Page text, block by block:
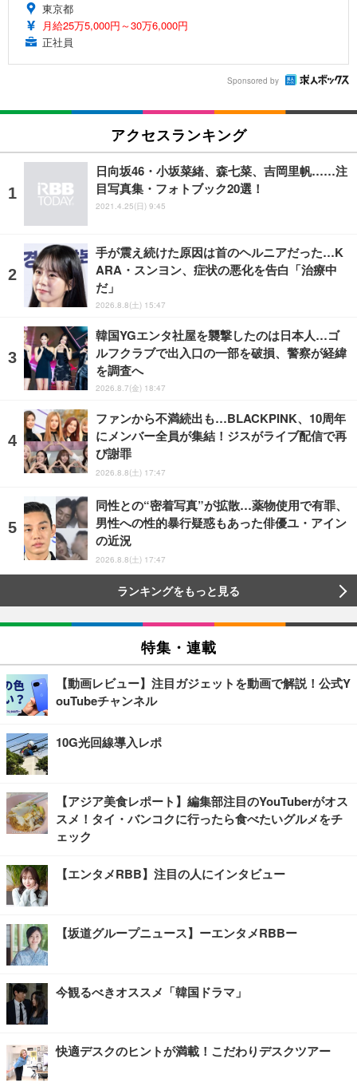
東京都
月給25万5,000円～30万6,000円
正社員
Sponsored by
アクセスランキング
日向坂46・小坂菜緒、森七菜、吉岡里帆……注
目写真集・フォトブック20選！
2021.4.25(日) 9:45
手が震え続けた原因は首のヘルニアだった…K
ARA・スンヨン、症状の悪化を告白「治療中
だ」
2026.8.8(土) 15:47
韓国YGエンタ社屋を襲撃したのは日本人…ゴ
ルフクラブで出入口の一部を破損、警察が経緯
を調査へ
2026.8.7(金) 18:47
ファンから不満続出も…BLACKPINK、10周年
にメンバー全員が集結！ジスがライブ配信で再
び謝罪
2026.8.8(土) 17:47
同性との“密着写真”が拡散…薬物使用で有罪、
男性への性的暴行疑惑もあった俳優ユ・アイン
の近況
2026.8.8(土) 17:47
ランキングをもっと見る
特集・連載
【動画レビュー】注目ガジェットを動画で解説！公式Y
ouTubeチャンネル
10G光回線導入レポ
【アジア美食レポート】編集部注目のYouTuberがオス
スメ！タイ・バンコクに行ったら食べたいグルメをチ
ェック
【エンタメRBB】注目の人にインタビュー
【坂道グループニュース】ーエンタメRBBー
今観るべきオススメ「韓国ドラマ」
快適デスクのヒントが満載！こだわりデスクツアー